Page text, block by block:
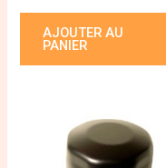
AJOUTER AU
PANIER